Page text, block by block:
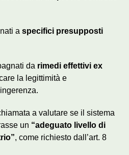
a specifici presupposti
da rimedi effettivi ex
la legittimità e
a valutare se il sistema
un “adeguato livello di
, come richiesto dall’art. 8